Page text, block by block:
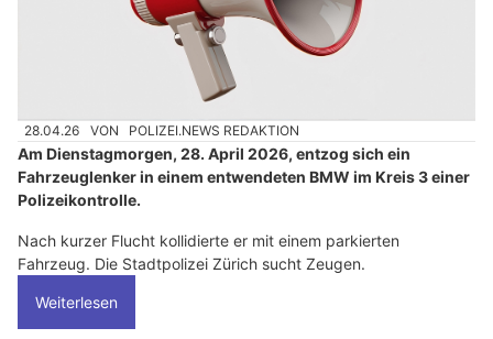
28.04.26 VON POLIZEI.NEWS REDAKTION
Am Dienstagmorgen, 28. April 2026, entzog sich ein
Fahrzeuglenker in einem entwendeten BMW im Kreis 3 einer
Polizeikontrolle.
Nach kurzer Flucht kollidierte er mit einem parkierten
Fahrzeug. Die Stadtpolizei Zürich sucht Zeugen.
Weiterlesen